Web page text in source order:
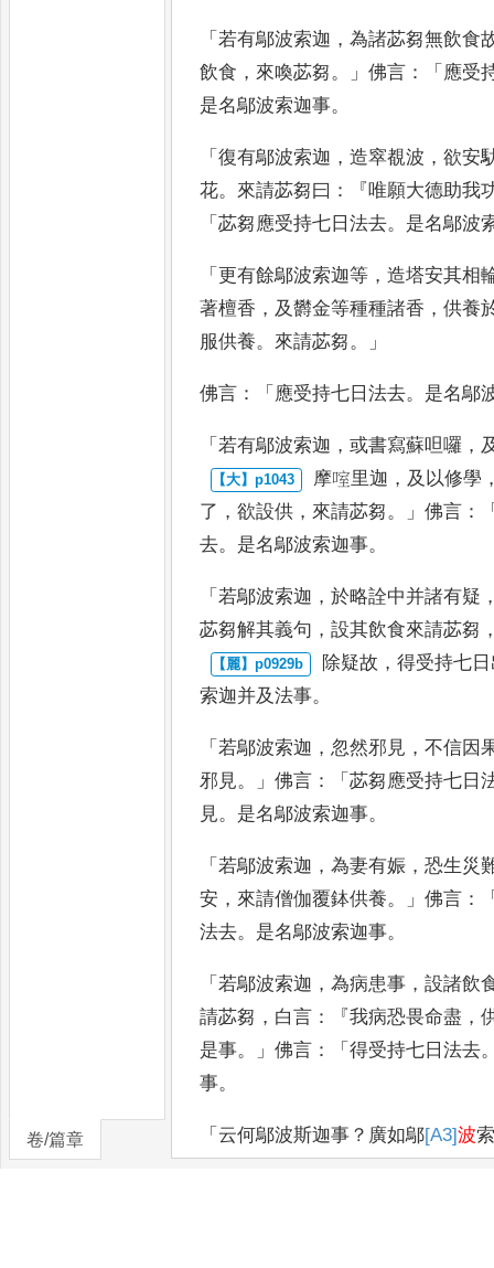
卷/篇章
「若有鄔波索迦 ，為諸苾芻無飲食
飲食 ， 來喚苾芻。」佛言 ：「 應受
是名鄔波索迦事。
「復有鄔波索迦 ，造窣覩波 ，欲安
花。 來請苾芻曰 ：『唯願大德助我
「苾芻應受持七日法去。 是名鄔波
「 更有餘鄔波索迦等 ，造塔安其相
著檀香 ， 及欝金等種種諸香 ，供養
服供養。 來請苾芻。」
佛言 ：「 應受持七日法去。 是名鄔
「若有鄔波索迦 ，或書寫蘇呾囉 ，
摩㗌里迦 ， 及以修學
了 ，欲設供 ， 來請苾芻。」佛言 ：
去。 是名鄔波索迦事。
「若鄔波索迦 ，於略詮中并諸有疑
苾芻解其義句 ，設其飲食來請苾芻
除疑故 ，得受持七
索迦并及法事。
「若鄔波索迦 ，忽然邪見 ，不信因
邪見。」佛言 ：「苾芻應受持七日
見。 是名鄔波索迦事。
「若鄔波索迦 ，為妻有娠 ，恐生災
安 ， 來請僧伽覆鉢供養。」佛言 ：
法去。 是名鄔波索迦事。
「若鄔波索迦 ，為病患事 ，設諸飲
請苾芻 ， 白言 ：『我病恐畏命盡 ，
是事。」佛言 ：「得受持七日法去
事。
「 云何鄔波斯迦事 ？ 廣如鄔[A3]波